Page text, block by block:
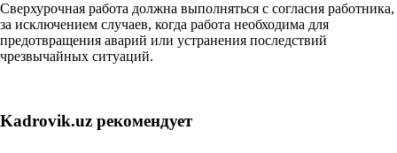
Сверхурочная работа должна выполняться с согласия работника,
за исключением случаев, когда работа необходима для
предотвращения аварий или устранения последствий
чрезвычайных ситуаций.
Kadrovik.uz рекомендует